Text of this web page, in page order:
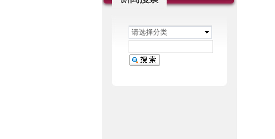
请选择分类